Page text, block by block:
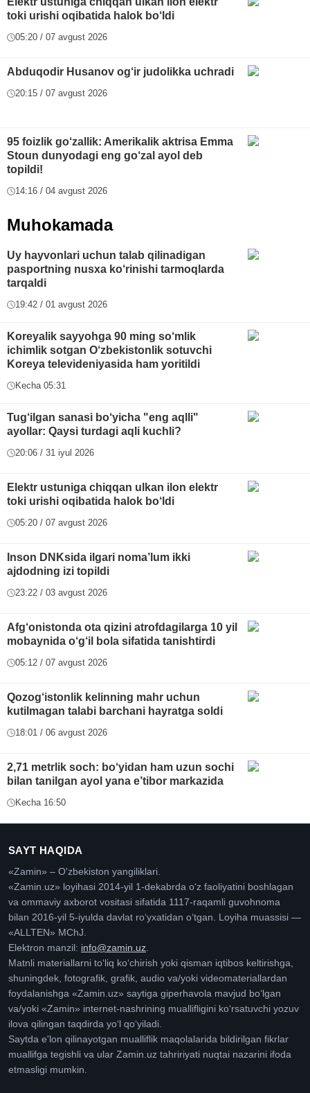
toki urishi oqibatida halok bo‘ldi
05:20 / 07 avgust 2026
Abduqodir Husanov og‘ir judolikka uchradi
20:15 / 07 avgust 2026
95 foizlik go‘zallik: Amerikalik aktrisa Emma
Stoun dunyodagi eng go‘zal ayol deb
topildi!
14:16 / 04 avgust 2026
Muhokamada
Uy hayvonlari uchun talab qilinadigan
pasportning nusxa ko‘rinishi tarmoqlarda
tarqaldi
19:42 / 01 avgust 2026
Koreyalik sayyohga 90 ming so‘mlik
ichimlik sotgan O‘zbekistonlik sotuvchi
Koreya televideniyasida ham yoritildi
Kecha 05:31
Tug‘ilgan sanasi bo‘yicha "eng aqlli"
ayollar: Qaysi turdagi aqli kuchli?
20:06 / 31 iyul 2026
Elektr ustuniga chiqqan ulkan ilon elektr
toki urishi oqibatida halok bo‘ldi
05:20 / 07 avgust 2026
Inson DNKsida ilgari noma’lum ikki
ajdodning izi topildi
23:22 / 03 avgust 2026
Afg‘onistonda ota qizini atrofdagilarga 10 yil
mobaynida o‘g‘il bola sifatida tanishtirdi
05:12 / 07 avgust 2026
Qozog‘istonlik kelinning mahr uchun
kutilmagan talabi barchani hayratga soldi
18:01 / 06 avgust 2026
2,71 metrlik soch: bo‘yidan ham uzun sochi
bilan tanilgan ayol yana e’tibor markazida
Kecha 16:50
SAYT HAQIDA
«Zamin» – O'zbekiston yangiliklari.
«Zamin.uz» loyihasi 2014-yil 1-dekabrda oʻz faoliyatini boshlagan
va ommaviy axborot vositasi sifatida 1117-raqamli guvohnoma
bilan 2016-yil 5-iyulda davlat roʻyxatidan oʻtgan. Loyiha muassisi —
«ALLTEN» MChJ.
Elektron manzil: info@zamin.uz.
Matnli materiallarni toʻliq koʻchirish yoki qisman iqtibos keltirishga,
shuningdek, fotografik, grafik, audio va/yoki videomateriallardan
foydalanishga «Zamin.uz» saytiga giperhavola mavjud boʻlgan
va/yoki «Zamin» internet-nashrining muallifligini koʻrsatuvchi yozuv
ilova qilingan taqdirda yoʻl qoʻyiladi.
Saytda e'lon qilinayotgan mualliflik maqolalarida bildirilgan fikrlar
muallifga tegishli va ular Zamin.uz tahririyati nuqtai nazarini ifoda
etmasligi mumkin.